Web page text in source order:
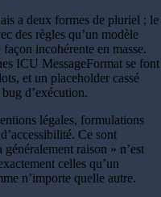
a deux formes de pluriel ; le
des règles qu’un modèle
incohérente en masse.
ICU MessageFormat se font
et un placeholder cassé
d’exécution.
légales, formulations
Ce sont
raison » n’est
celles qu’un
n’importe quelle autre.